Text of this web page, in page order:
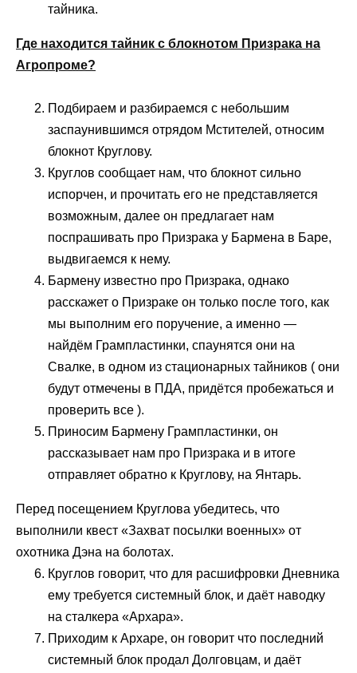
тайника.
Где находится тайник с блокнотом Призрака на
Агропроме?
Подбираем и разбираемся с небольшим
заспаунившимся отрядом Мстителей, относим
блокнот Круглову.
Круглов сообщает нам, что блокнот сильно
испорчен, и прочитать его не представляется
возможным, далее он предлагает нам
поспрашивать про Призрака у Бармена в Баре,
выдвигаемся к нему.
Бармену известно про Призрака, однако
расскажет о Призраке он только после того, как
мы выполним его поручение, а именно —
найдём Грампластинки, спаунятся они на
Свалке, в одном из стационарных тайников ( они
будут отмечены в ПДА, придётся пробежаться и
проверить все ).
Приносим Бармену Грампластинки, он
рассказывает нам про Призрака и в итоге
отправляет обратно к Круглову, на Янтарь.
Перед посещением Круглова убедитесь, что
выполнили квест «Захват посылки военных» от
охотника Дэна на болотах.
Круглов говорит, что для расшифровки Дневника
ему требуется системный блок, и даёт наводку
на сталкера «Архара».
Приходим к Архаре, он говорит что последний
системный блок продал Долговцам, и даёт